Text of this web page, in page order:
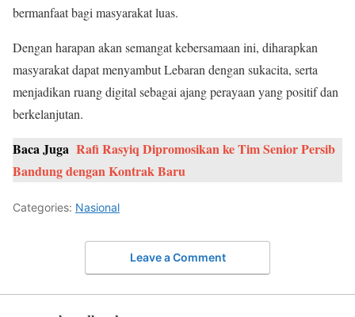
bermanfaat bagi masyarakat luas.
Dengan harapan akan semangat kebersamaan ini, diharapkan
masyarakat dapat menyambut Lebaran dengan sukacita, serta
menjadikan ruang digital sebagai ajang perayaan yang positif dan
berkelanjutan.
Baca Juga Rafi Rasyiq Dipromosikan ke Tim Senior Persib
Bandung dengan Kontrak Baru
Categories: Nasional
Leave a Comment